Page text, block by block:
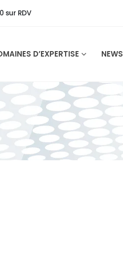
sur RDV
D’EXPERTISE NEWS